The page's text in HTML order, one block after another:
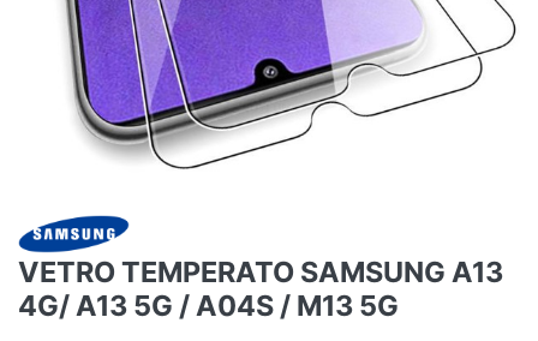
VETRO TEMPERATO SAMSUNG A13
4G/ A13 5G / A04S / M13 5G